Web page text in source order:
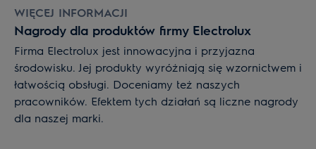
WIĘCEJ INFORMACJI
Nagrody dla produktów firmy Electrolux
Firma Electrolux jest innowacyjna i przyjazna
środowisku. Jej produkty wyróżniają się wzornictwem i
łatwością obsługi. Doceniamy też naszych
pracowników. Efektem tych działań są liczne nagrody
dla naszej marki.